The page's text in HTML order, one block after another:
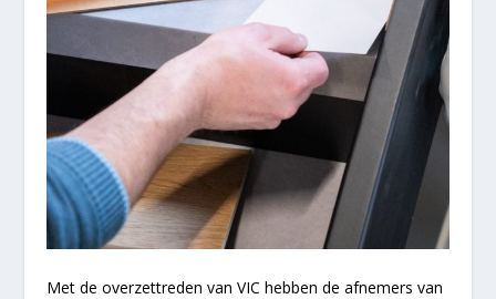
Met de overzettreden van VIC hebben de afnemers van